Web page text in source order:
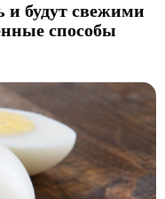
и будут свежими
способы